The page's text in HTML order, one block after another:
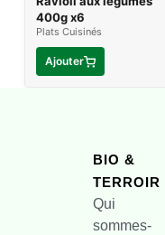
400g x6
Plats Cuisinés
Ajouter
BIO &
TERROIR
Qui
sommes-